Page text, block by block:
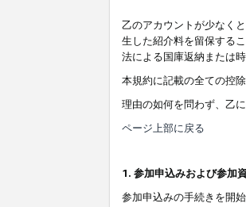
乙のアカウントが少なく
生した紹介料を留保する
法による国庫返納または
本規約に記載の全ての控
理由の如何を問わず、乙
ページ上部に戻る
1. 参加申込みおよび参加
参加申込みの手続きを開